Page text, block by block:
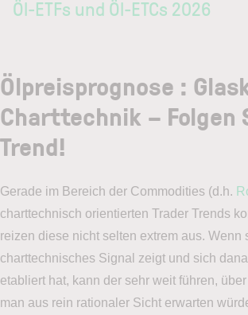
Öl-ETFs und Öl-ETCs 2026
Ölpreisprognose :
Charttechnik – Folgen
Trend!
Gerade im Bereich der Commodities (d.h.
charttechnisch orientierten Trader Trends
reizen diese nicht selten extrem aus. Wenn
charttechnisches Signal zeigt und sich
etabliert hat, kann der sehr weit führen,
man aus rein rationaler Sicht erwarten